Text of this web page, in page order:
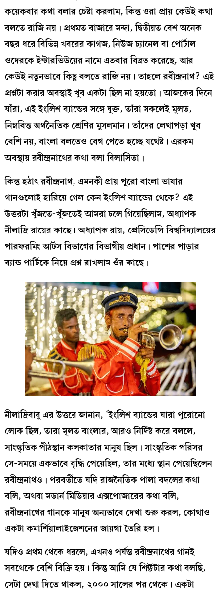
কয়েকবার কথা বলার চেষ্টা করলাম, কিন্তু ওরা প্রায় কেউই কথা
বলতে রাজি নয়। প্রথমত বাজারে মন্দা, দ্বিতীয়ত বেশ অনেক
বছর ধরে বিভিন্ন খবরের কাগজ, নিউজ চ্যানেল বা পোর্টাল
ওদেরকে ইন্টারভিউয়ের নামে এতবার বিব্রত করেছে, আর
কেউই নতুনভাবে কিছু বলতে রাজি নয়। তাহলে রবীন্দ্রনাথ? এই
প্রশ্নটা করার অবস্থাই খুব একটা ছিল না হয়তো। আজকের দিনে
যাঁরা, এই ইংলিশ ব্যান্ডের সঙ্গে যুক্ত, তাঁরা সকলেই মূলত,
নিম্নবিত্ত অর্থনৈতিক শ্রেণির মুসলমান। তাঁদের লেখাপড়া খুব
বেশি নয়, বাংলা বলতেও বেগ পেতে হচ্ছে যথেষ্ট। এরকম
অবস্থায় রবীন্দ্রনাথের কথা বলা বিলাসিতা।
কিন্তু হঠাৎ রবীন্দ্রনাথ, এমনকী প্রায় পুরো বাংলা ভাষার
গানগুলোই হারিয়ে গেল কেন ইংলিশ ব্যান্ডের থেকে? এই
উত্তরটা খুঁজতে-খুঁজতেই আমরা চলে গিয়েছিলাম, অধ্যাপক
নীলাদ্রি রায়ের কাছে। অধ্যাপক রায়, প্রেসিডেন্সি বিশ্ববিদ্যালয়ের
পারফরমিং আর্টস বিভাগের বিভাগীয় প্রধান। পাশের পাড়ার
ব্যান্ড পার্টিকে নিয়ে প্রশ্ন রাখলাম ওঁর কাছে।
নীলাদ্রিবাবু এর উত্তরে জানান, ‘ইংলিশ ব্যান্ডের যারা পুরোনো
লোক ছিল, তারা মূলত বাংলার, আরও নির্দিষ্ট করে বললে,
সাংস্কৃতিক পীঠস্থান কলকাতার মানুষ ছিল। সাংস্কৃতিক পরিসর
সে-সময়ে একভাবে বৃদ্ধি পেয়েছিল, তার মধ্যে স্থান পেয়েছিলেন
রবীন্দ্রনাথও। পরবর্তীতে যদি রাজনৈতিক পালা বদলের কথা
বলি, অথবা মডার্ন মিডিয়ার এক্সপোজারের কথা বলি,
রবীন্দ্রনাথের গানকে মানুষ অন্যভাবে দেখা শুরু করল, কোথাও
একটা কমার্শিয়ালাইজেশনের জায়গা তৈরি হল।
যদিও প্রথম থেকে ধরলে, এখনও পর্যন্ত রবীন্দ্রনাথের গানই
সবথেকে বেশি বিক্রি হয়। কিন্তু আমি যে শিফ্টটার কথা বলছি,
সেটা দেখা দিতে থাকল, ২০০০ সালের পর থেকে। একটা